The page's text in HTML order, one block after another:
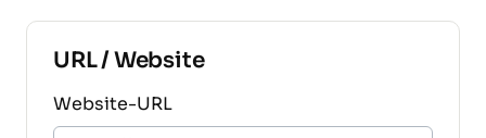
URL / Website
Website-URL